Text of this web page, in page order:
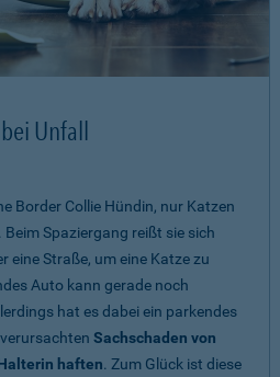
Unfall
Border Collie Hündin, nur Katzen
Beim Spaziergang reißt sie sich
eine Straße, um eine Katze zu
Auto kann gerade noch
hat es dabei ein parkendes
Sachschaden von
haften. Zum Glück ist diese